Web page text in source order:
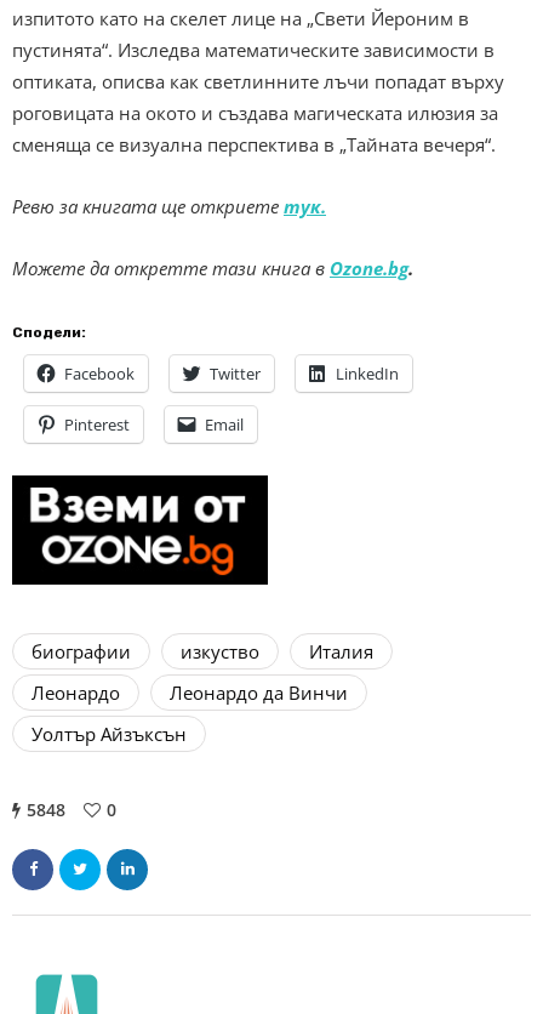
изпитото като на скелет лице на „Свети Йероним в
пустинята“. Изследва математическите зависимости в
оптиката, описва как светлинните лъчи попадат върху
роговицата на окото и създава магическата илюзия за
сменяща се визуална перспектива в „Тайната вечеря“.
Ревю за книгата ще откриете тук.
Можете да откретте тази книга в Ozone.bg.
Сподели:
Facebook Twitter LinkedIn
Pinterest Email
биографии изкуство
Италия
Леонардо
Леонардо да Винчи
Уолтър Айзъксън
5848 0